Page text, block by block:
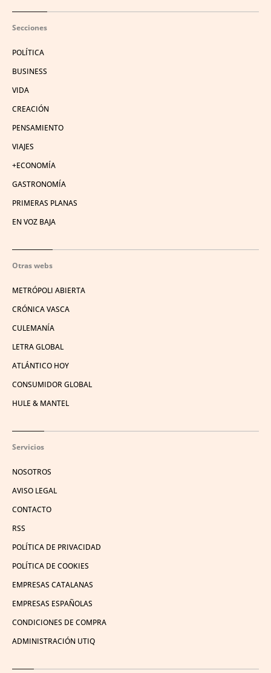
Secciones
POLÍTICA
BUSINESS
VIDA
CREACIÓN
PENSAMIENTO
VIAJES
+ECONOMÍA
GASTRONOMÍA
PRIMERAS PLANAS
EN VOZ BAJA
Otras webs
METRÓPOLI ABIERTA
CRÓNICA VASCA
CULEMANÍA
LETRA GLOBAL
ATLÁNTICO HOY
CONSUMIDOR GLOBAL
HULE & MANTEL
Servicios
NOSOTROS
AVISO LEGAL
CONTACTO
RSS
POLÍTICA DE PRIVACIDAD
POLÍTICA DE COOKIES
EMPRESAS CATALANAS
EMPRESAS ESPAÑOLAS
CONDICIONES DE COMPRA
ADMINISTRACIÓN UTIQ